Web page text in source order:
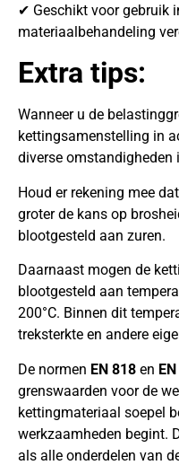
✔ Geschikt voor gebruik
materiaalbehandeling
Extra tips:
Wanneer u de
kettingsamenstelling in
diverse omstandigheden
Houd er rekening mee
groter de kans op
blootgesteld aan zuren.
Daarnaast mogen de
blootgesteld aan
200°C. Binnen dit
treksterkte en andere
De normen EN 818 en
grenswaarden voor de
kettingmateriaal soepel
werkzaamheden begint.
als alle onderdelen van